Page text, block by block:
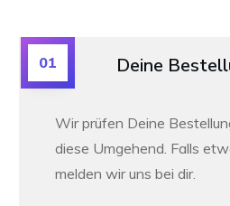
Deine
01
Wir prüfen Deine
diese Umgehend. Falls
melden wir uns bei dir.